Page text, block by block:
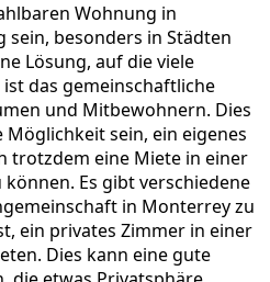
Wohnung in
besonders in Städten
Lösung, auf die viele
das gemeinschaftliche
und Mitbewohnern. Dies
sein, ein eigenes
trotzdem eine Miete in einer
Es gibt verschiedene
in Monterrey zu
ein privates Zimmer in einer
Dies kann eine gute